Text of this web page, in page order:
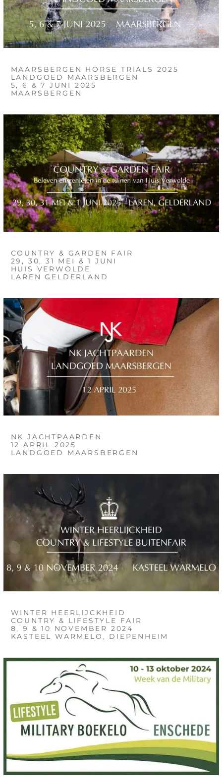
MAARSBERGEN HORSE TRIALS 2025
LANDGOED MAARSBERGEN
5, 6 & 7 JUNI 2025
MAARSBERGEN
COUNTRY & GARDEN FAIR
29, 30, 31 MEI & 1 JUNI
HUIS VERWOLDE
LAREN GELDERLAND
NK JACHTPAARDEN
12 APRIL 2025
LANDGOED MAARSBERGEN
WINTER HEERLIJCKHEID
COUNTRY & LIFESTYLE FAIR
8, 9 & 10 NOVEMBER 2024
KASTEEL WARMELO, DIEPENHEIM